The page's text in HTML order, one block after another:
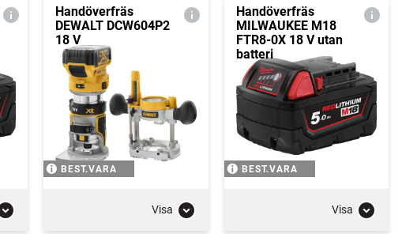
Handöverfräs
DEWALT DCW604P2
18 V
BEST.VARA
Visa
Handöverfräs
MILWAUKEE M18
FTR8-0X 18 V utan
batteri
BEST.VARA
Visa